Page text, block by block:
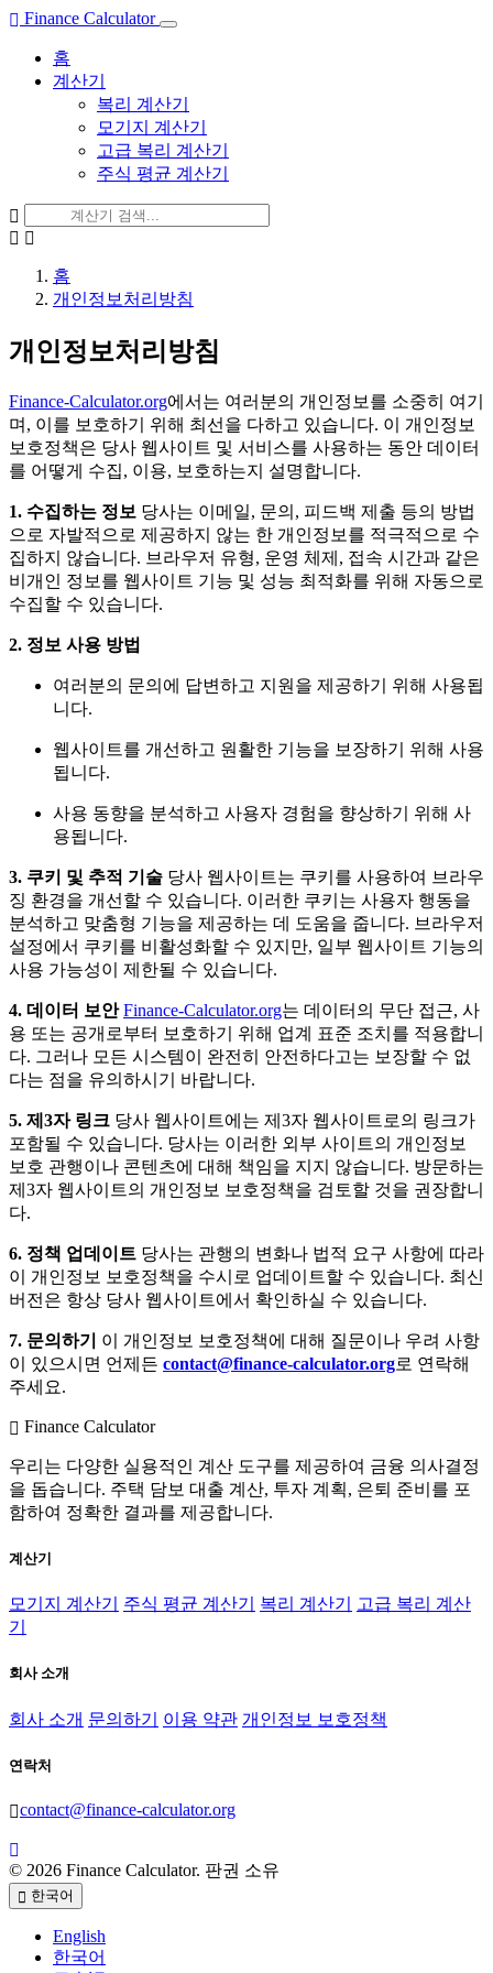
Finance Calculator
홈
계산기
복리 계산기
모기지 계산기
고급 복리 계산기
주식 평균 계산기
홈
개인정보처리방침
개인정보처리방침
Finance-Calculator.org에서는 여러분의 개인정보를 소중히 여기
며, 이를 보호하기 위해 최선을 다하고 있습니다. 이 개인정보
보호정책은 당사 웹사이트 및 서비스를 사용하는 동안 데이터
를 어떻게 수집, 이용, 보호하는지 설명합니다.
1. 수집하는 정보 당사는 이메일, 문의, 피드백 제출 등의 방법
으로 자발적으로 제공하지 않는 한 개인정보를 적극적으로 수
집하지 않습니다. 브라우저 유형, 운영 체제, 접속 시간과 같은
비개인 정보를 웹사이트 기능 및 성능 최적화를 위해 자동으로
수집할 수 있습니다.
2. 정보 사용 방법
여러분의 문의에 답변하고 지원을 제공하기 위해 사용됩
니다.
웹사이트를 개선하고 원활한 기능을 보장하기 위해 사용
됩니다.
사용 동향을 분석하고 사용자 경험을 향상하기 위해 사
용됩니다.
3. 쿠키 및 추적 기술 당사 웹사이트는 쿠키를 사용하여 브라우
징 환경을 개선할 수 있습니다. 이러한 쿠키는 사용자 행동을
분석하고 맞춤형 기능을 제공하는 데 도움을 줍니다. 브라우저
설정에서 쿠키를 비활성화할 수 있지만, 일부 웹사이트 기능의
사용 가능성이 제한될 수 있습니다.
4. 데이터 보안 Finance-Calculator.org는 데이터의 무단 접근, 사
용 또는 공개로부터 보호하기 위해 업계 표준 조치를 적용합니
다. 그러나 모든 시스템이 완전히 안전하다고는 보장할 수 없
다는 점을 유의하시기 바랍니다.
5. 제3자 링크 당사 웹사이트에는 제3자 웹사이트로의 링크가
포함될 수 있습니다. 당사는 이러한 외부 사이트의 개인정보
보호 관행이나 콘텐츠에 대해 책임을 지지 않습니다. 방문하는
제3자 웹사이트의 개인정보 보호정책을 검토할 것을 권장합니
다.
6. 정책 업데이트 당사는 관행의 변화나 법적 요구 사항에 따라
이 개인정보 보호정책을 수시로 업데이트할 수 있습니다. 최신
버전은 항상 당사 웹사이트에서 확인하실 수 있습니다.
7. 문의하기
이 개인정보 보호정책에 대해 질문이나 우려 사항
이 있으시면 언제든 contact@finance-calculator.org로 연락해
주세요.
Finance Calculator
우리는 다양한 실용적인 계산 도구를 제공하여 금융 의사결정
을 돕습니다. 주택 담보 대출 계산, 투자 계획, 은퇴 준비를 포
함하여 정확한 결과를 제공합니다.
계산기
모기지 계산기 주식 평균 계산기 복리 계산기
고급 복리 계산
기
회사 소개
회사 소개 문의하기 이용 약관 개인정보 보호정책
연락처
contact@finance-calculator.org
© 2026 Finance Calculator. 판권 소유
한국어
English
한국어